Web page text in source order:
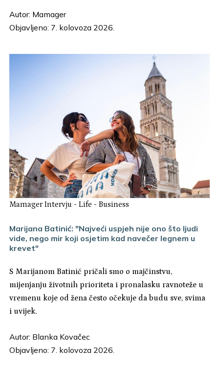
Autor: Mamager
Objavljeno: 7. kolovoza 2026.
Mamager Intervju -Life -Business
Marijana Batinić: "Najveći uspjeh nije ono što ljudi
vide, nego mir koji osjetim kad navečer legnem u
krevet"
S Marijanom Batinić pričali smo o majčinstvu,
mijenjanju životnih prioriteta i pronalasku ravnoteže u
vremenu koje od žena često očekuje da budu sve, svima
i uvijek.
Autor: Blanka Kovačec
Objavljeno: 7. kolovoza 2026.